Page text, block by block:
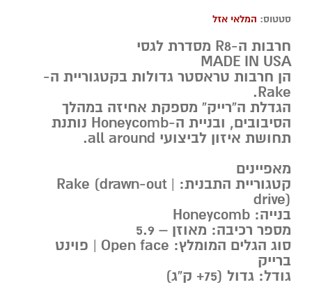
סטטוס: המלאי אזל
חרבות ה-R8 מסדרת לגסי
MADE IN USA
הן חרבות טראסטר גדולות בקטגוריית ה-
Rake.
הגדלת ה”רייק” מספקת אחיזה במהלך
הסיבובים, ובניית ה-Honeycomb נותנת
תחושת איזון לביצועי all around.
מאפיינים
קטגוריית התבנית: Rake (drawn-out |
drive)
בנייה: Honeycomb
מספר רכיבה: מאוזן – 5.9
סוג הגלים המומלץ: Open face | פוינט
ברייק
גודל: גדול (75+ ק”ג)